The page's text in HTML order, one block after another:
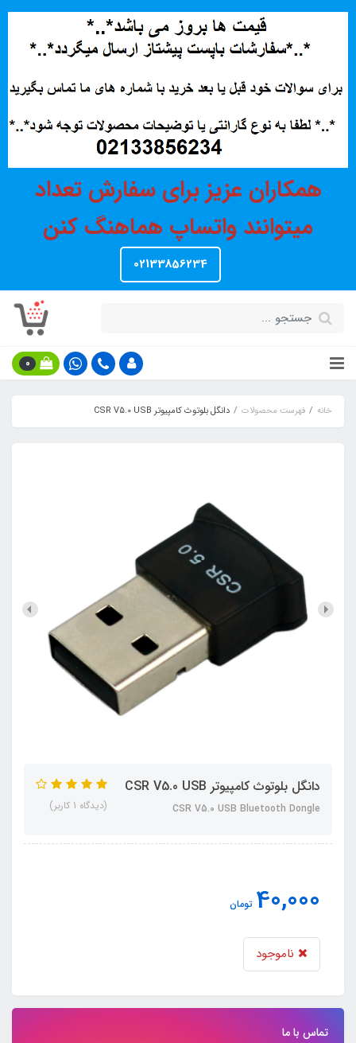
همکاران عزیز برای سفارش تعداد
میتوانند واتساپ هماهنگ کنن
02133856234
0
خانه فهرست محصولات دانگل بلوتوث کامپیوتر CSR V5.0 USB
دانگل بلوتوث کامپیوتر CSR V5.0 USB
CSR V5.0 USB Bluetooth Dongle (دیدگاه 1 کاربر)
40,000 تومان
ناموجود
تماس با ما